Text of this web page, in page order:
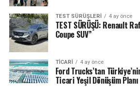
TEST SÜRÜŞLERI 4 ay önce
TEST SÜRÜŞÜ: Renault
Coupe SUV”
TICARI 4 ay önce
Ford Trucks’tan
Ticari Yeşil Dönüşüm Planı